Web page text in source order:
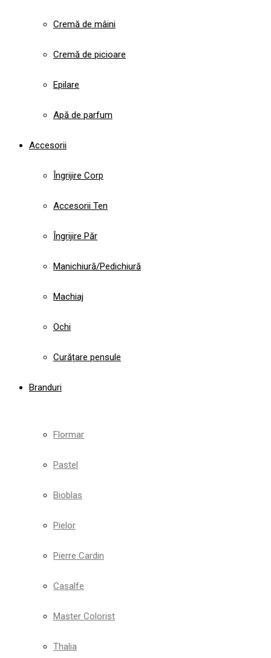
Cremă de mâini
Cremă de picioare
Epilare
Apă de parfum
Accesorii
Îngrijire Corp
Accesorii Ten
Îngrijire Păr
Manichiură/Pedichiură
Machiaj
Ochi
Curățare pensule
Branduri
Flormar
Pastel
Bioblas
Pielor
Pierre Cardin
Casalfe
Master Colorist
Thalia